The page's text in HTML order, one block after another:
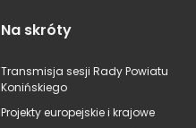
Na skróty
Transmisja sesji Rady Powiatu
Konińskiego
Projekty europejskie i krajowe